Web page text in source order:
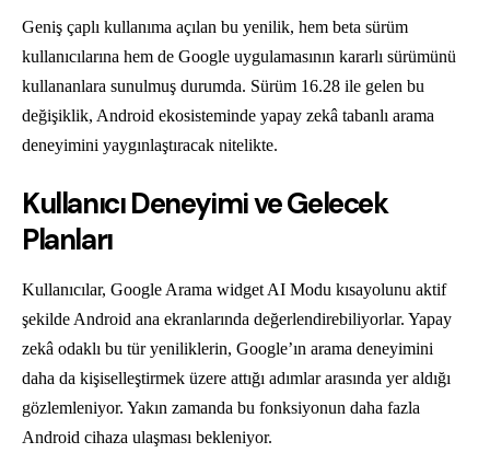
Geniş çaplı kullanıma açılan bu yenilik, hem beta sürüm
kullanıcılarına hem de Google uygulamasının kararlı sürümünü
kullananlara sunulmuş durumda. Sürüm 16.28 ile gelen bu
değişiklik, Android ekosisteminde yapay zekâ tabanlı arama
deneyimini yaygınlaştıracak nitelikte.
Kullanıcı Deneyimi ve Gelecek
Planları
Kullanıcılar, Google Arama widget AI Modu kısayolunu aktif
şekilde Android ana ekranlarında değerlendirebiliyorlar. Yapay
zekâ odaklı bu tür yeniliklerin, Google’ın arama deneyimini
daha da kişiselleştirmek üzere attığı adımlar arasında yer aldığı
gözlemleniyor. Yakın zamanda bu fonksiyonun daha fazla
Android cihaza ulaşması bekleniyor.